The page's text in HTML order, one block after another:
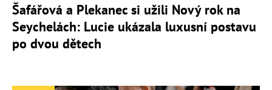
Šafářová a Plekanec si užili Nový rok na
Seychelách: Lucie ukázala luxusní postavu
po dvou dětech